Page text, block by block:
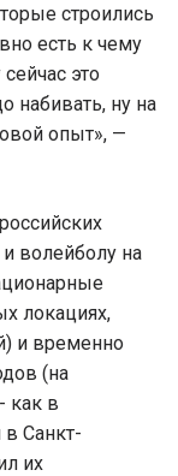
строились
есть к чему
это
набивать, ну на
опыт», —
волейболу на
локациях,
и временно
(на
как в
Санкт-
их